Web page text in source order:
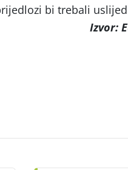
bi trebali
Izvor: